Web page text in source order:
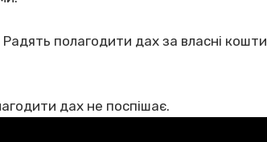
полагодити дах за власні кошти
дах не поспішає.